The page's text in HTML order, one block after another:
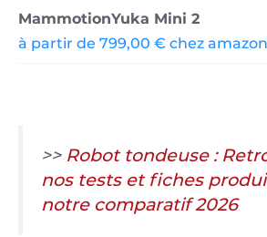
MammotionYuka Mini 2
à partir de 799,00 € chez
>> Robot tondeuse :
nos tests et fiches
notre comparatif 2026